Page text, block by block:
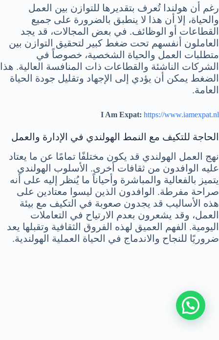
رغم أن هولندا تُعرف بتقديرها للتوازن بين العمل
والحياة، إلا أن هذا لا ينطبق بالضرورة على جميع
القطاعات أو الوظائف. في بعض المجالات، قد يجد
العاملون أنفسهم تحت ضغط كبير لتحقيق التوازن بين
متطلبات العمل والحياة الشخصية، خصوصاً في
الشركات الناشئة والقطاعات ذات المنافسة العالية. هذا
الضغط يمكن أن يؤدي إلى الإجهاد وتقليل جودة الحياة
العامة.
I Am Expat: https://www.iamexpat.nl
الحاجة للتكيف مع النمط الهولندي في الإدارة والعمل
نهج العمل الهولندي قد يكون مختلفًا تمامًا عن ما يعتاد
عليه الوافدون من ثقافات أخرى. الأسلوب الهولندي
يتميز بالفعالية والمباشرة وأحياناً ما يُنظر إليه على أنه
صراحة مفرطة. الوافدون الذين ليسوا معتادين على
هذه الأساليب قد يجدون صعوبة في التكيف مع بيئة
العمل، وقد يشعرون بعدم الارتياح في التعاملات
اليومية. الفهم العميق لهذه الفروق الثقافية وتقبلها يعد
ضروريًا للنجاح والاندماج في الحياة العملية الهولندية.